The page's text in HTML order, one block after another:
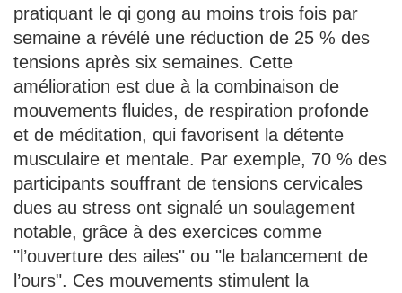
pratiquant le qi gong au moins trois fois par
semaine a révélé une réduction de 25 % des
tensions après six semaines. Cette
amélioration est due à la combinaison de
mouvements fluides, de respiration profonde
et de méditation, qui favorisent la détente
musculaire et mentale. Par exemple, 70 % des
participants souffrant de tensions cervicales
dues au stress ont signalé un soulagement
notable, grâce à des exercices comme
"l’ouverture des ailes" ou "le balancement de
l’ours". Ces mouvements stimulent la